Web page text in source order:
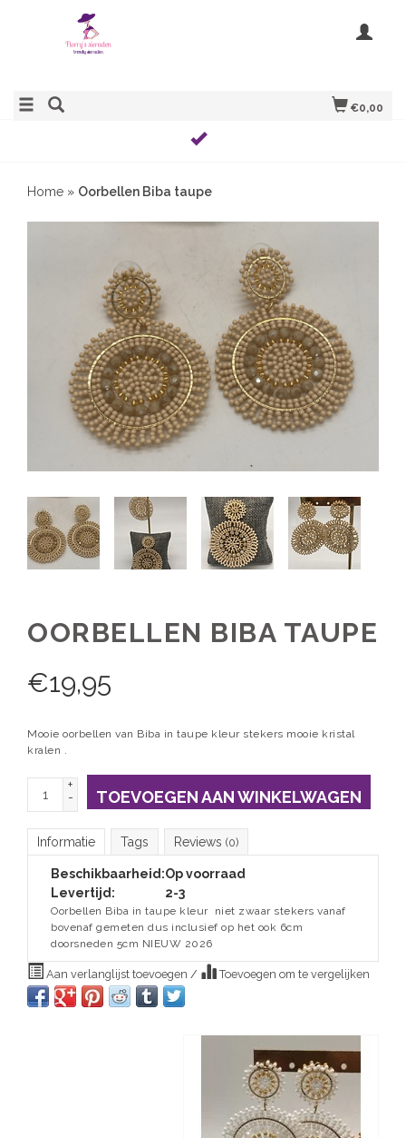
€0,00
Home » Oorbellen Biba taupe
OORBELLEN BIBA TAUPE
€19,95
Mooie oorbellen van Biba in taupe kleur stekers mooie kristal
kralen .
+
-
TOEVOEGEN AAN WINKELWAGEN
Informatie Tags Reviews (0)
Beschikbaarheid:Op voorraad
Levertijd:
2-3
Oorbellen Biba in taupe kleur niet zwaar stekers vanaf
bovenaf gemeten dus inclusief op het ook 6cm
doorsneden 5cm NIEUW 2026
Aan verlanglijst toevoegen / Toevoegen om te vergelijken